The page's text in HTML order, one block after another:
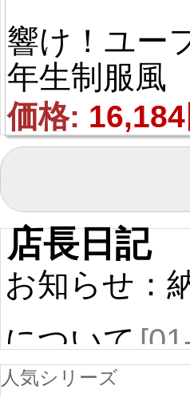
響け！ユー
年生制服
衣装
価格: 16,184
店長日記
お知らせ：
について
人気シリーズ